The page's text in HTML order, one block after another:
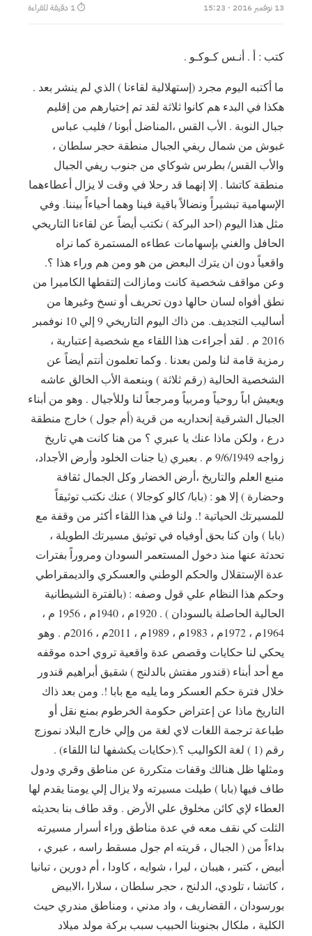
13 نوفمبر 2016 · 15:23 ⏱ 1 دقيقة للقراءة
كتب : أ . أنـس كـوكـو .
ما أكتبه اليوم مجرد (إستهلالية لقاءنا ) الذي لم ينشر بعد .
هكذا في البدء هم كانوا ثلاثة لقد تم إختيارهم من إقليم
جبال النوبة . الأب القس ،المناضل أبونا / فليب عباس
غبوش من شمال ريفي الجبال منطقة حجر سلطان ،
والأب القس/ بطرس شوكاي من جنوب ريفي الجبال
منطقة كاتشا . إلا إنهما قد رحلا في وقت لا يزال أعطاءهما
الإسهامية تبشيراً ونضالاً باقية فينا وهما أحياءاً بيننا. وفي
مثل هذا اليوم (احد البركة ) نكتب أيضاً عن لقاءنا التاريخي
الحافل والغني بإسهامات عطاءه المستمرة كما نراه
واقعياً دون ان يترك البعض من هو ومن هم وراء هذا ؟.
وعن مواقف شخصية كانت ومازالت إلتقطها الكاميرا من
نطق أفواه لسان حالها دون تحريف أو نسخ وغيرها من
أساليب التجديف. من ذاك اليوم التاريخي 9 إلي 10 نوفمبر
2016 م . لقد أجراءت هذا اللقاء مع شخصية إعتبارية ،
رمزية قامة لنا ولمن بعدنا . وكما تعلمون أنتم أيضاً عن
الشخصية الحالية (رقم ثلاثة ) وبنعمة الأب الخالق عاشه
ويعيش اباً روحياً ومربياً ومرجعاً لنا وللأجيال . وهو من أبناء
الجبال الشرقية إنحداريه من قرية (أم جول ) خارج منطقة
درع ، ولكن ماذا عنك يا عبري ؟ من هنا كانت هي تاريخ
زواجه 9/6/1949 م . بعبري (يا جنات الخلود وأرض الأجداد،
منبع العلم والتاريخ ،أرض الخضار وكل الجمال ثقافة
وحضارة ) إلا هو : (بابا/ كالو كوجالا ) عنك نكتب توثيقاً
للمسيرتك الحياتية !. ولنا في هذا اللقاء أكثر من وقفة مع
(بابا ) وان كنا بحق أوفياه في توثيق مسيرتك الطويلة ،
تحدثة عنها منذ دخول المستعمر السودان ومروراً بفترات
عدة الإستقلال والحكم الوطني والعسكري والديمقراطي
وحكم هذا النظام علي قول وصفه : (بالفترة الشيطانية
الحالية الحاصلة بالسودان ) . 1920م ، 1940م ، 1956 م ،
1964م ، 1972م ، 1983م ، 1989م ، 2011م ، 2016م . وهو
يحكي لنا حكايات وقصص عدة واقعية تروي احده موقفه
مع أحد أبناء (قندور مفتش بالدلنج ) شقيق أبراهيم قندور
خلال فترة حكم العسكر وما يليه مع بابا !. ومن بعد ذاك
التاريخ ماذا عن إعتراض حكومة الخرطوم بمنع نقل أو
طباعة ترجمة اللغات لاي لغة من وإلي خارج البلاد نموزج
رقم (1 ) لغة الكواليب ؟.(حكايات يكشفها لنا اللقاء) .
ومثلها ظل هنالك وقفات متكررة عن مناطق وقري ودول
طاف فيها (بابا ) طيلت مسيرته ولا يزال إلي يومنا يقدم لها
العطاء لإي كائن مخلوق علي الأرض . وقد طاف بنا بحديثه
الثلت كي نقف معه في عدة مناطق وراء أسرار مسيرته
بداءاً من ( الجبال ، قريته ام جول مسقط راسه ، عبري ،
أبيض ، كتبر ، هيبان ، ليرا ، شوايه ، كاودا ، أم دورين ، تبانيا
، كاتشا ، تلودي، الدلنج ، حجر سلطان ، سلارا ،الابيض
بورسودان ، القضاريف ، واد مدني ، ومناطق مندري حيث
الكلية ، ملكال بجنوبنا الحبيب سبب بركة مولد ميلاد